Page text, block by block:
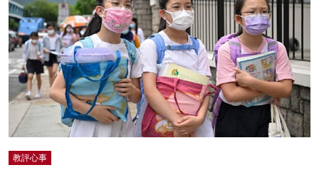
教評心事